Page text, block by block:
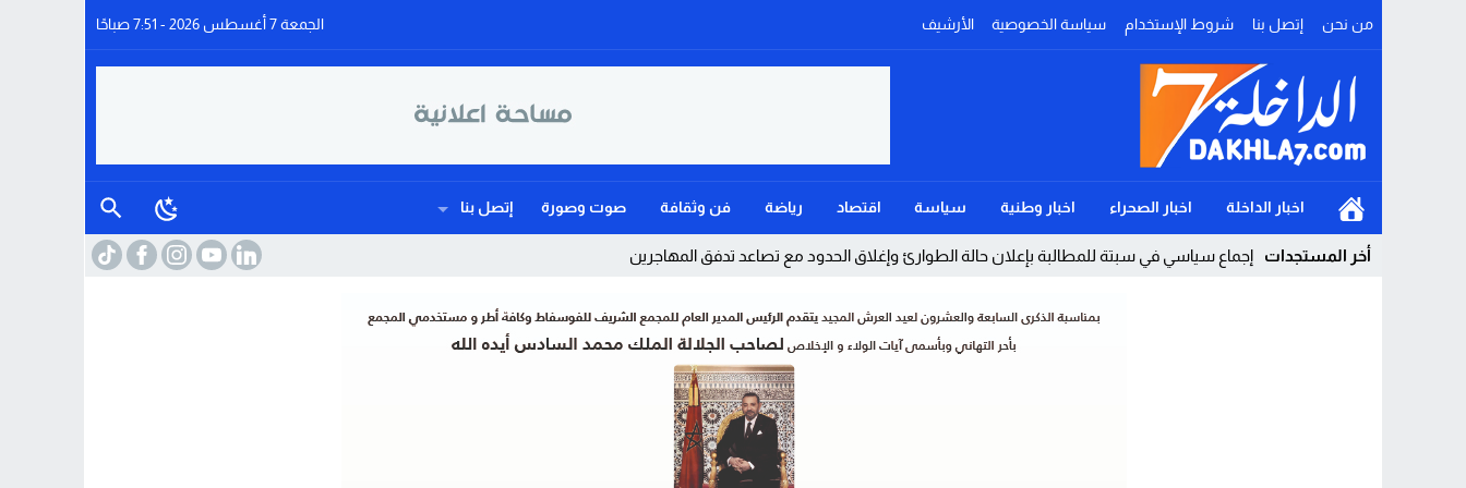
من نحن إتصل بنا شروط الإستخدام سياسة الخصوصية الأرشيف الجمعة 7 أغسطس 2026 - 7:51 صباحًا
اخبار الداخلة اخبار الصحراء اخبار وطنية سياسة اقتصاد رياضة فن وثقافة صوت وصورة إتصل بنا
أخر المستجدات إجماع سياسي في سبتة للمطالبة بإعلان حالة الطوارئ وإغلاق الحدود مع تصاعد تدفق المهاجرين